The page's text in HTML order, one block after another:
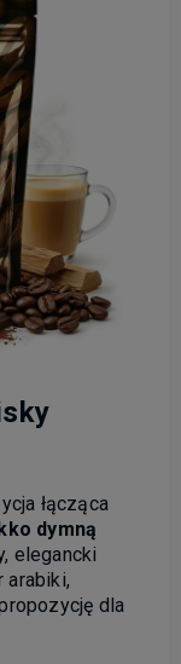
łącząca
dymną
elegancki
arabiki,
dla